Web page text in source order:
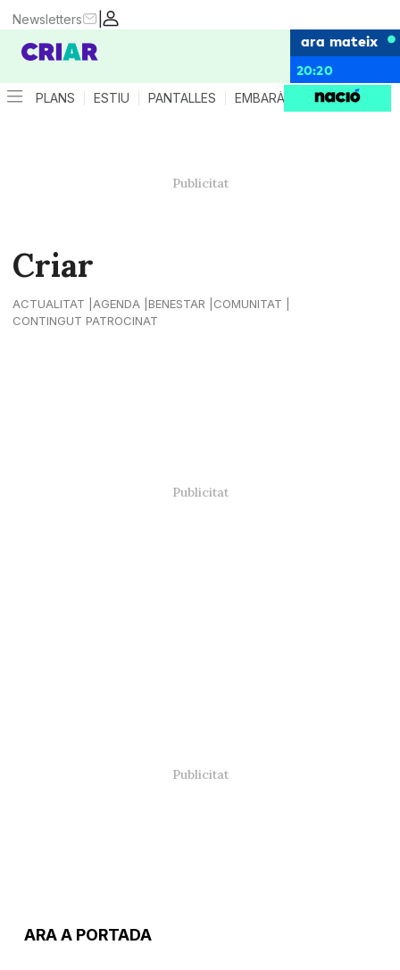
|
Newsletters
ara mateix
20:20
PLANS ESTIU PANTALLES EMBARÀS CRIANÇA
Criar
ACTUALITAT AGENDA BENESTAR
COMUNITAT
CONTINGUT PATROCINAT
ARA A PORTADA